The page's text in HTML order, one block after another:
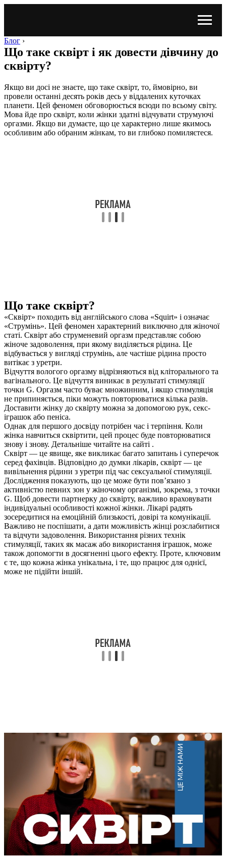
Блог ›
Що таке сквірт і як довести дівчину до
сквірту?
Якщо ви досі не знаєте, що таке сквірт, то, ймовірно, ви
провели останні десять років десь у віддалених куточках
планети. Цей феномен обговорюється всюди по всьому світу.
Мова йде про сквірт, коли жінки здатні відчувати струмуючі
оргазми. Якщо ви думаєте, що це характерно лише якимось
особливим або обраним жінкам, то ви глибоко помиляєтеся.
Що таке сквірт?
«Сквірт» походить від англійського слова «Squirt» і означає
«Струмінь». Цей феномен характерний виключно для жіночої
статі. Сквірт або струменевий оргазм представляє собою
жіноче задоволення, при якому виділяється рідина. Це
відбувається у вигляді струмінь, але частіше рідина просто
витікає з уретри.
Відчуття вологого оргазму відрізняються від кліторального та
вагінального. Це відчуття виникає в результаті стимуляції
точки G. Оргазм часто буває множинним, і якщо стимуляція
не припиняється, піки можуть повторюватися кілька разів.
Доставити жінку до сквірту можна за допомогою рук, секс-
іграшок або пеніса.
Однак для першого досвіду потрібен час і терпіння. Коли
жінка навчиться сквіртити, цей процес буде повторюватися
знову і знову. Детальніше читайте на сайті .
Сквірт — це явище, яке викликає багато запитань і суперечок
серед фахівців. Відповідно до думки лікарів, сквірт — це
вивільнення рідини з уретри під час сексуальної стимуляції.
Дослідження показують, що це може бути пов’язано з
активністю певних зон у жіночому організмі, зокрема, з точки
G. Щоб довести партнерку до сквірту, важливо враховувати
індивідуальні особливості кожної жінки. Лікарі радять
зосередитися на емоційній близькості, довірі та комунікації.
Важливо не поспішати, а дати можливість жінці розслабитися
та відчути задоволення. Використання різних технік
стимуляції, таких як масаж або використання іграшок, може
також допомогти в досягненні цього ефекту. Проте, ключовим
є те, що кожна жінка унікальна, і те, що працює для однієї,
може не підійти іншій.